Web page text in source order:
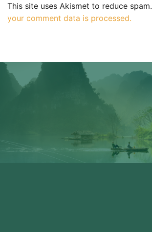
This site uses Akismet to reduce spam.
your comment data is processed.